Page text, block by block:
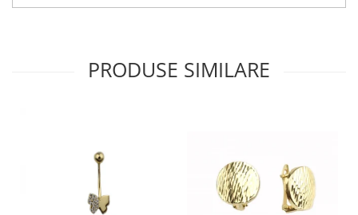
PRODUSE SIMILARE